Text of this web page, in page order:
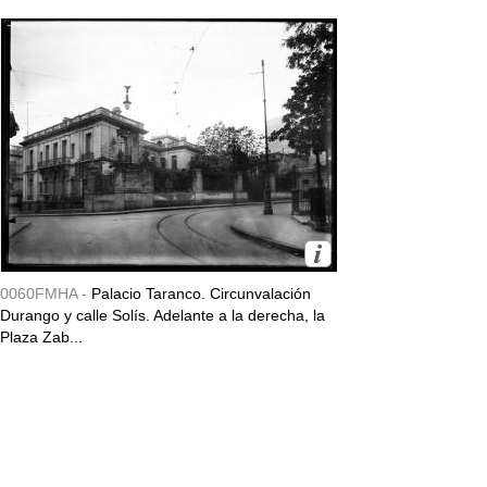
0060FMHA - Palacio Taranco. Circunvalación
Durango y calle Solís. Adelante a la derecha, la
Plaza Zab...